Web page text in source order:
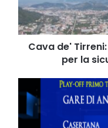
milioni
di
euro
per
sicurezza
del
territorio
Cava de'
per la
C,
Cavese
in